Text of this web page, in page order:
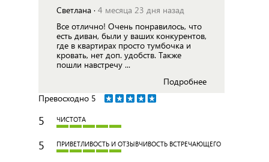
Светлана · 4 месяца 23 дня назад
Все отлично! Очень понравилось, что
есть диван, были у ваших конкурентов,
где в квартирах просто тумбочка и
кровать, нет доп. удобств. Также
пошли навстречу ...
Подробнее
Превосходно 5
5 ЧИСТОТА
5 ПРИВЕТЛИВОСТЬ И ОТЗЫВЧИВОСТЬ ВСТРЕЧАЮЩЕГО